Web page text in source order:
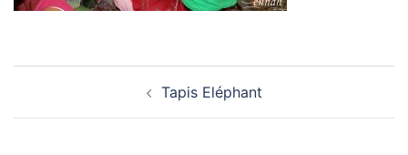
Tapis Eléphant